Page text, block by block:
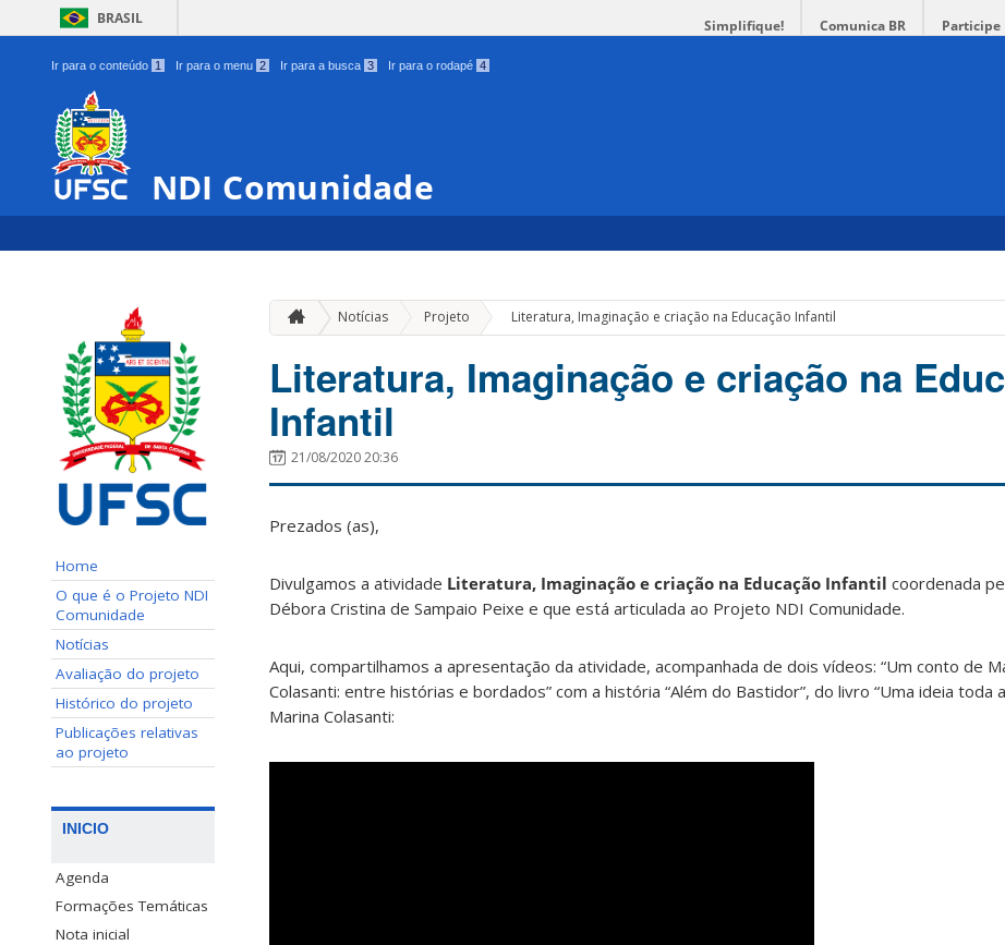
BRASIL Simplifique! Comunica BR Participe
Ir para o conteúdo 1 Ir para o menu 2 Ir para a busca 3 Ir para o rodapé 4
NDI Comunidade
Home
O que é o Projeto NDI
Comunidade
Notícias
Avaliação do projeto
Histórico do projeto
Publicações relativas
ao projeto
INICIO
Agenda
Formações Temáticas
Nota inicial
Notícias Projeto » Literatura, Imaginação e criação na Educação Infantil
Literatura, Imaginação e criação na
Infantil
21/08/2020 20:36
Prezados (as),
Divulgamos a atividade Literatura, Imaginação e criação na Educação Infantil coordenada
Débora Cristina de Sampaio Peixe e que está articulada ao Projeto NDI Comunidade.
Aqui, compartilhamos a apresentação da atividade, acompanhada de dois vídeos: “Um conto de
Colasanti: entre histórias e bordados” com a história “Além do Bastidor”, do livro “Uma ideia toda
Marina Colasanti: